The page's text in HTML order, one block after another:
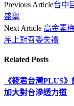
Previous Article台中
盛舉
Next Article 高金素
序上對召委失禮
Related Posts
《筱君台灣PLUS
加大對台滲透力道